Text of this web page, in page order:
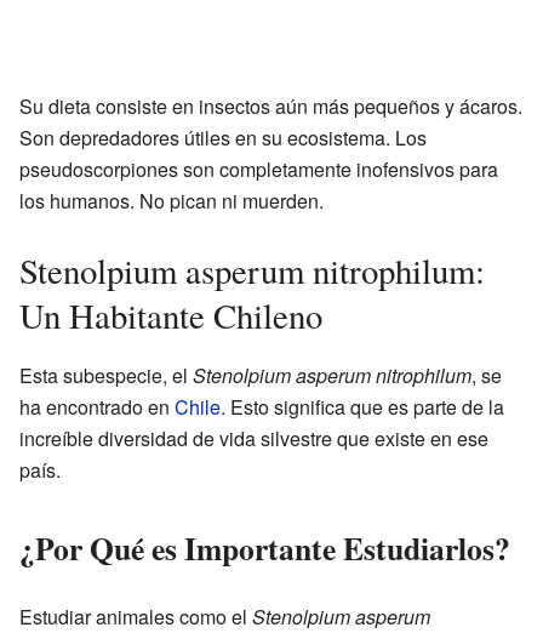
Su dieta consiste en insectos aún más pequeños y ácaros.
Son depredadores útiles en su ecosistema. Los
pseudoscorpiones son completamente inofensivos para
los humanos. No pican ni muerden.
Stenolpium asperum nitrophilum:
Un Habitante Chileno
Esta subespecie, el Stenolpium asperum nitrophilum, se
ha encontrado en Chile. Esto significa que es parte de la
increíble diversidad de vida silvestre que existe en ese
país.
¿Por Qué es Importante Estudiarlos?
Estudiar animales como el Stenolpium asperum